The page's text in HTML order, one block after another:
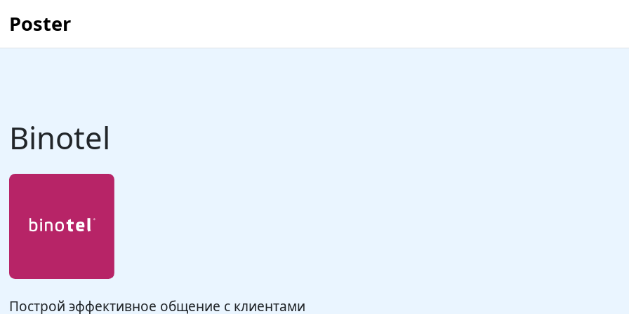
Poster
Binotel
Построй эффективное общение с клиентами